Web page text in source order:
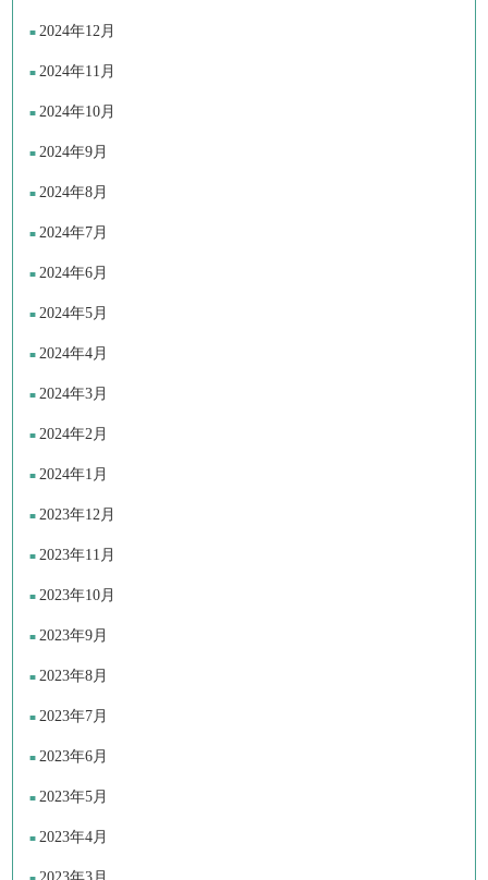
2024年12月
2024年11月
2024年10月
2024年9月
2024年8月
2024年7月
2024年6月
2024年5月
2024年4月
2024年3月
2024年2月
2024年1月
2023年12月
2023年11月
2023年10月
2023年9月
2023年8月
2023年7月
2023年6月
2023年5月
2023年4月